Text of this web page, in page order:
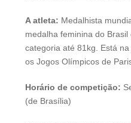
A atleta: Medalhista
medalha feminina do
categoria até 81kg. Está
os Jogos Olímpicos de
Horário de competição:
(de Brasília)